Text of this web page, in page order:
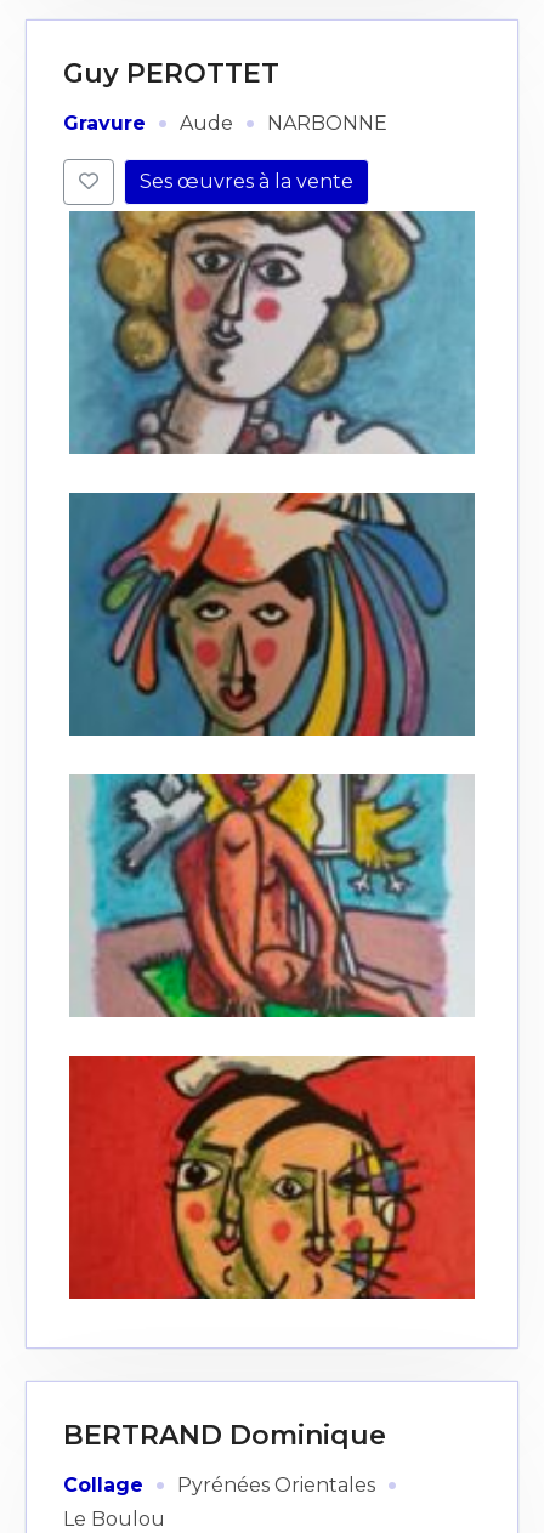
Guy PEROTTET
Gravure · Aude · NARBONNE
Ses œuvres à la vente
BERTRAND Dominique
Collage · Pyrénées Orientales ·
Le Boulou